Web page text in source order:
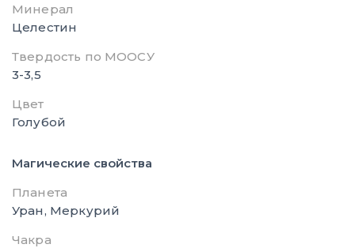
Минерал
Целестин
Твердость по МООСУ
3-3,5
Цвет
Голубой
Магические свойства
Планета
Уран, Меркурий
Чакра